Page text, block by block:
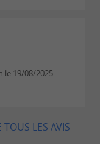
le 19/08/2025
TOUS LES AVIS